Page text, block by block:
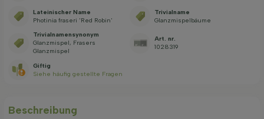
Lateinischer Name
Photinia fraseri 'Red Robin'
Trivialname
Glanzmispelbäume
Trivialnamensynonym
Glanzmispel, Frasers
Glanzmispel
Art. nr.
1028319
Giftig
Siehe häufig gestellte Fragen
Beschreibung